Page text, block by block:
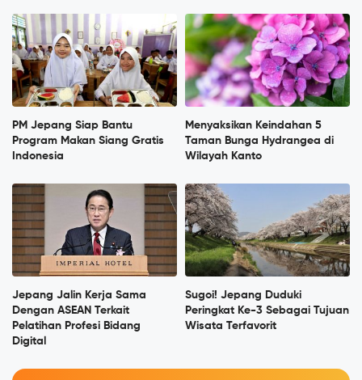
PM Jepang Siap Bantu
Program Makan Siang Gratis
Indonesia
Menyaksikan Keindahan 5
Taman Bunga Hydrangea di
Wilayah Kanto
Jepang Jalin Kerja Sama
Dengan ASEAN Terkait
Pelatihan Profesi Bidang
Digital
Sugoi! Jepang Duduki
Peringkat Ke-3 Sebagai Tujuan
Wisata Terfavorit